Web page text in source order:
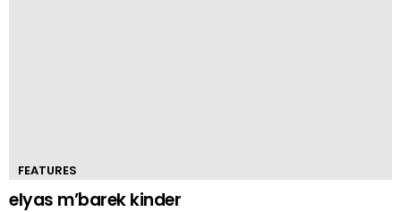
FEATURES
elyas m’barek kinder